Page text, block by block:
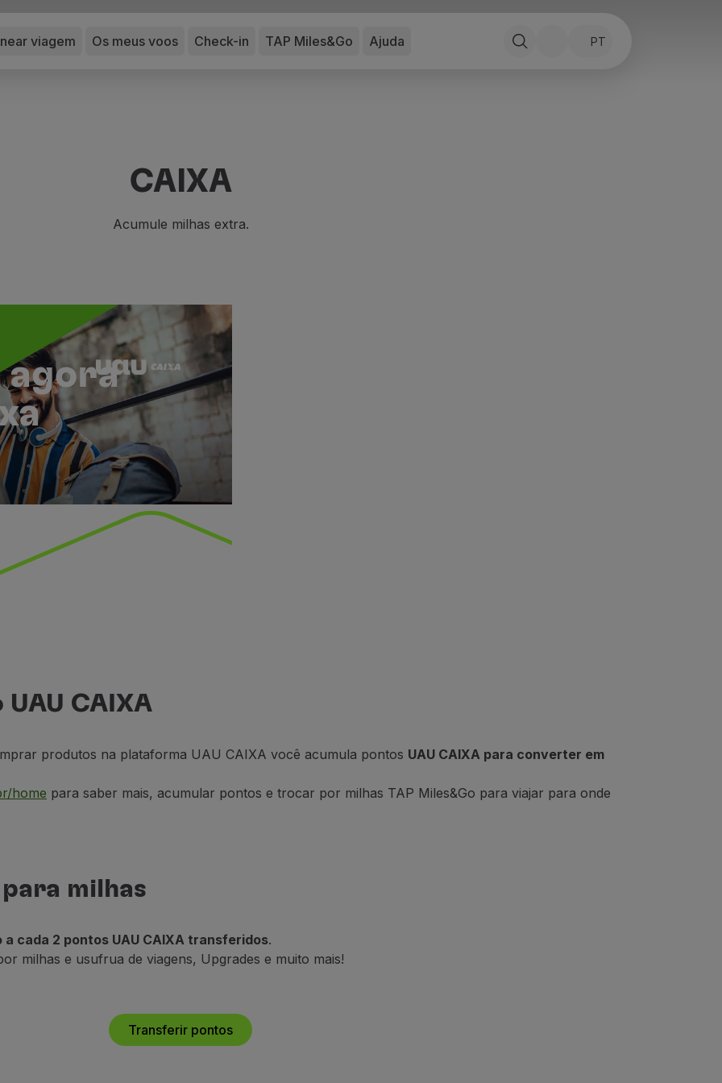
viagem Os meus voos Check-in TAP Miles&Go Ajuda PT
CAIXA
Acumule milhas extra.
agora
CAIXA
produtos na plataforma UAU CAIXA você acumula pontos UAU CAIXA para converter em
home para saber mais, acumular pontos e trocar por milhas TAP Miles&Go para viajar para onde
milhas
a cada 2 pontos UAU CAIXA transferidos.
milhas e usufrua de viagens, Upgrades e muito mais!
Transferir pontos